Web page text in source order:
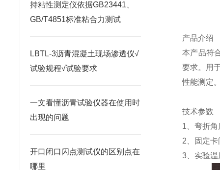
持粘性测定仪依据GB23441、
GB/T4851标准粘合力测试
LBTL-3沥青混凝土现场渗透仪√
试验规程√试验要求
一文看懂沥青试验仪器在使用时
出现的问题
开口闭口闪点测试仪的区别点在
哪里
产品介绍
本产品符
要求。用
性能测定
技术参数
1 、弯折
2 、固定
3 、实验